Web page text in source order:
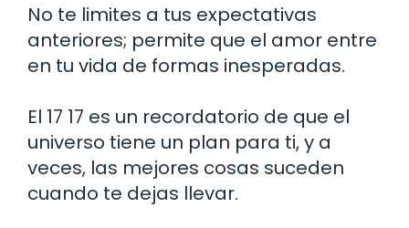
No te limites a tus expectativas
anteriores; permite que el amor entre
en tu vida de formas inesperadas.
El 17 17 es un recordatorio de que el
universo tiene un plan para ti, y a
veces, las mejores cosas suceden
cuando te dejas llevar.